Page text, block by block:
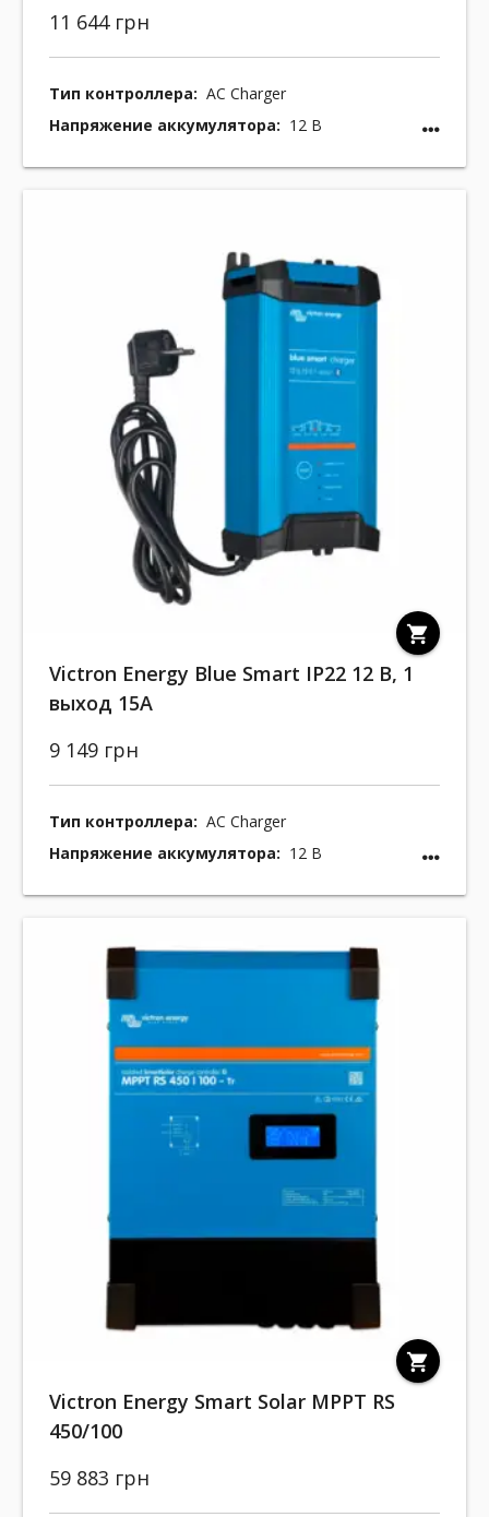
11 644 грн
Тип контроллера: AC Charger
Напряжение аккумулятора: 12 В
shopping_cart
Victron Energy Blue Smart IP22 12 В, 1
выход 15A
9 149 грн
Тип контроллера: AC Charger
Напряжение аккумулятора: 12 В
shopping_cart
Victron Energy Smart Solar MPPT RS
450/100
59 883 грн